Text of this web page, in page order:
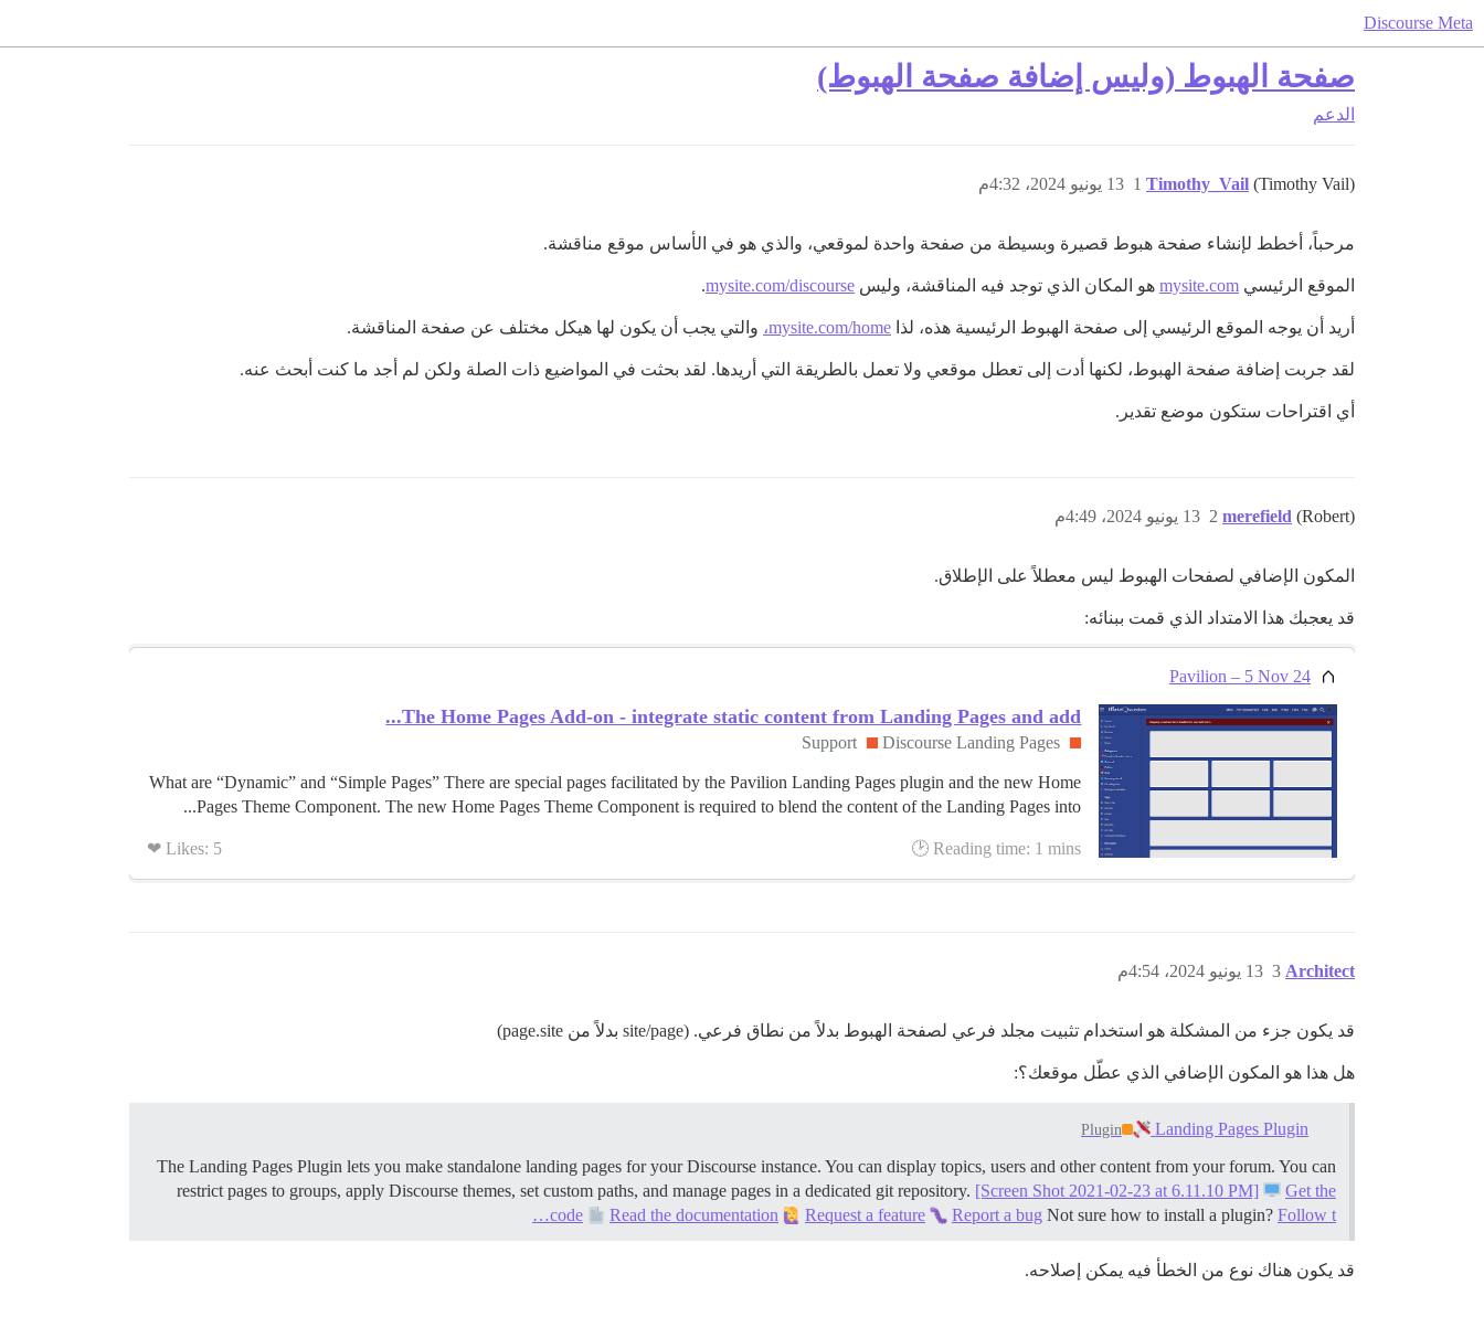
Discourse Meta
صفحة الهبوط (وليس إضافة صفحة الهبوط)
الدعم
Timothy_Vail (Timothy Vail) 13 يونيو 2024، 4:32م 1
مرحباً، أخطط لإنشاء صفحة هبوط قصيرة وبسيطة من صفحة واحدة لموقعي، والذي هو في الأساس موقع مناقشة.
الموقع الرئيسي mysite.com هو المكان الذي توجد فيه المناقشة، وليس mysite.com/discourse
.
أريد أن يوجه الموقع الرئيسي إلى صفحة الهبوط الرئيسية هذه، لذا mysite.com/home، والتي يجب أن يكون لها هيكل مختلف عن صفحة المناقشة.
لقد جربت إضافة صفحة الهبوط، لكنها أدت إلى تعطل موقعي ولا تعمل بالطريقة التي أريدها. لقد بحثت في المواضيع ذات الصلة ولكن لم أجد ما كنت أبحث عنه.
أي اقتراحات ستكون موضع تقدير.
merefield (Robert) 13 يونيو 2024، 4:49م 2
المكون الإضافي لصفحات الهبوط ليس معطلاً على الإطلاق.
قد يعجبك هذا الامتداد الذي قمت ببنائه:
Pavilion – 5 Nov 24
The Home Pages Add-on - integrate static content from Landing Pages and add...
Support Discourse Landing Pages
What are “Dynamic” and “Simple Pages” There are special pages facilitated by the Pavilion Landing Pages plugin and the new Home
Pages Theme Component. The new Home Pages Theme Component is required to blend the content of the Landing Pages into...
Reading time: 1 mins 🕑
Likes: 5 ❤
Architect 13 يونيو 2024، 4:54م 3
قد يكون جزء من المشكلة هو استخدام تثبيت مجلد فرعي لصفحة الهبوط بدلاً من نطاق فرعي. (site/page بدلاً من page.site)
هل هذا هو المكون الإضافي الذي عطّل موقعك؟:
Landing Pages Plugin
Plugin
The Landing Pages Plugin lets you make standalone landing pages for your Discourse instance. You can display topics, users and other content from your forum. You can
restrict pages to groups, apply Discourse themes, set custom paths, and manage pages in a dedicated git repository. [Screen Shot 2021-02-23 at 6.11.10 PM]
Get the
code
Read the documentation Request a feature Report a bug Not sure how to install a plugin? Follow t…
قد يكون هناك نوع من الخطأ فيه يمكن إصلاحه.